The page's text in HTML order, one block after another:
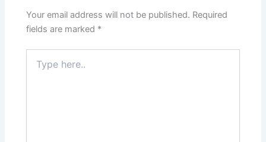
Your email address will not be published. Required
fields are marked *
here..